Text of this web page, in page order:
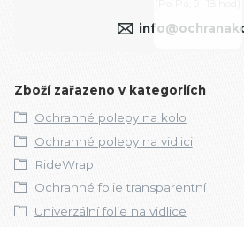
Zboží zařazeno v kategoriích
Ochranné polepy na kolo
Ochranné polepy na vidlici
RideWrap
Ochranné folie transparentní
Univerzální folie na vidlice